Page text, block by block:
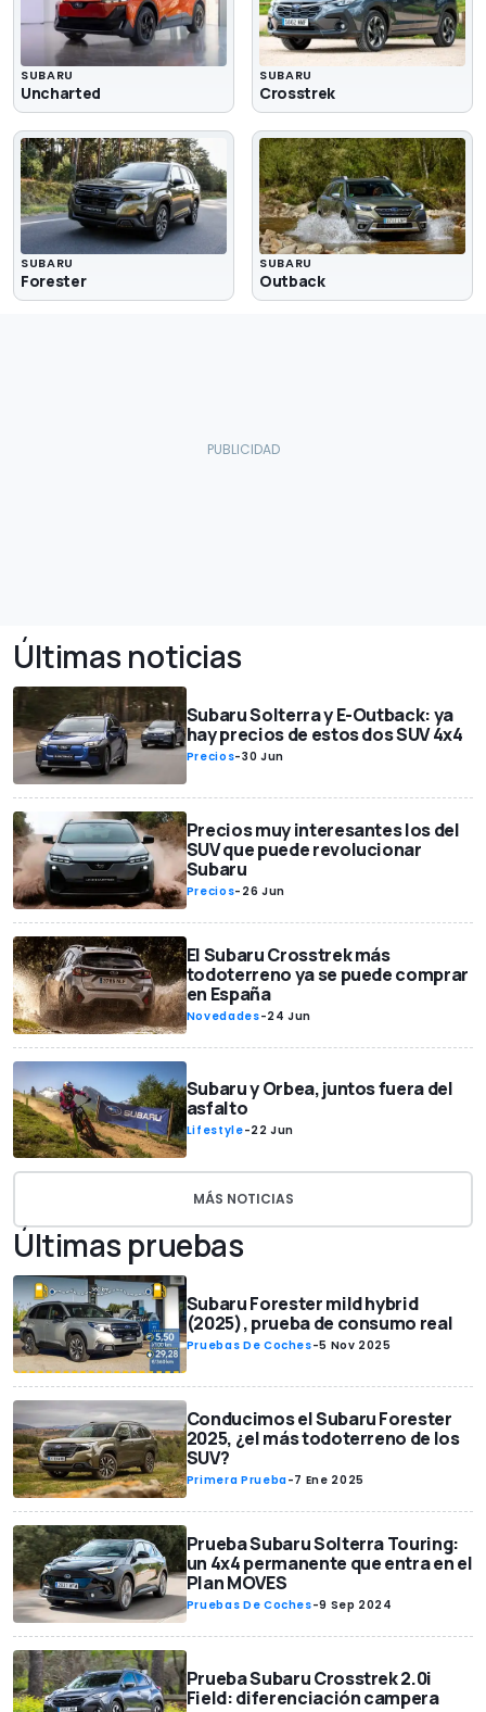
SUBARU
Uncharted
SUBARU
Crosstrek
SUBARU
Forester
SUBARU
Outback
Últimas noticias
Subaru Solterra y E-Outback: ya
hay precios de estos dos SUV 4x4
Precios-30 Jun
Precios muy interesantes los del
SUV que puede revolucionar
Subaru
Precios- 26 Jun
El Subaru Crosstrek más
todoterreno ya se puede comprar
en España
Novedades-24 Jun
Subaru y Orbea, juntos fuera del
asfalto
Lifestyle-22 Jun
MÁS NOTICIAS
Últimas pruebas
Subaru Forester mild hybrid
(2025), prueba de consumo real
Pruebas De Coches-5 Nov 2025
Conducimos el Subaru Forester
2025, ¿el más todoterreno de los
SUV?
Primera Prueba-7 Ene 2025
Prueba Subaru Solterra Touring:
un 4x4 permanente que entra en el
Plan MOVES
Pruebas De Coches-9 Sep 2024
Prueba Subaru Crosstrek 2.0i
Field: diferenciación campera